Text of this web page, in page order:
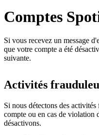
Comptes
Si vous recevez un message
que votre compte a été
suivante.
Activités
Si nous détectons des
compte ou en cas de violation
désactivons.